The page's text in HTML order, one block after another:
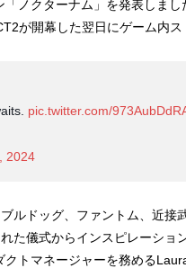
ノクターナム」を発表しまし
が開幕した翌日にゲーム内ス
pic.twitter.com/
2024
ルドッグ、ファントム、近接
た儀式からインスピレーショ
トマネージャーを務める